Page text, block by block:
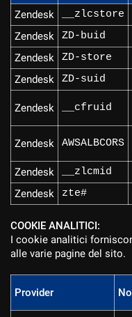
Zendesk __zlcstore
Zendesk
ZD-buid
Zendesk
ZD-store
Zendesk
ZD-suid
Zendesk __cfruid
Zendesk AWSALBCORS
Zendesk
__zlcmid
Zendesk
zte#
COOKIE ANALITICI:
I cookie analitici
alle varie pagine del sito.
Provider